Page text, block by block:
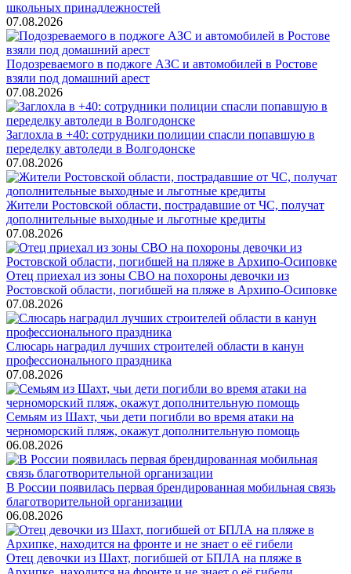
школьных принадлежностей
07.08.2026
Подозреваемого в поджоге АЗС и автомобилей в Ростове
взяли под домашний арест
07.08.2026
Заглохла в +40: сотрудники полиции спасли попавшую в
переделку автоледи в Волгодонске
07.08.2026
Жители Ростовской области, пострадавшие от ЧС, получат
дополнительные выходные и льготные кредиты
07.08.2026
Отец приехал из зоны СВО на похороны девочки из
Ростовской области, погибшей на пляже в Архипо-Осиповке
07.08.2026
Слюсарь наградил лучших строителей области в канун
профессионального праздника
07.08.2026
Семьям из Шахт, чьи дети погибли во время атаки на
черноморский пляж, окажут дополнительную помощь
06.08.2026
В России появилась первая брендированная мобильная связь
благотворительной организации
06.08.2026
Отец девочки из Шахт, погибшей от БПЛА на пляже в